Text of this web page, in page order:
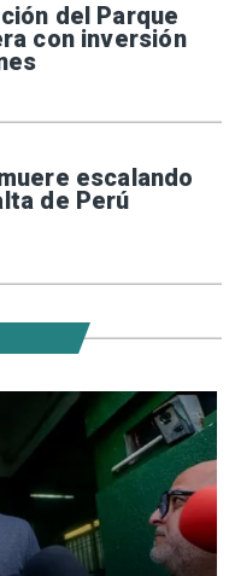
del Parque
con inversión
escalando
de Perú